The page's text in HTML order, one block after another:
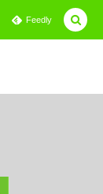
Feedly